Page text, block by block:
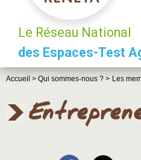
Le Réseau National
des Espaces-Test
Accueil > Qui sommes-nous ? > Les